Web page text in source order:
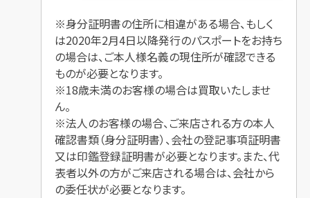
※身分証明書の住所に相違がある場合、もしく
は2020年2月4日以降発行のパスポートをお持ち
の場合は、ご本人様名義の現住所が確認できる
ものが必要となります。
※18歳未満のお客様の場合は買取いたしませ
ん。
※法人のお客様の場合、ご来店される方の本人
確認書類（身分証明書）、会社の登記事項証明書
又は印鑑登録証明書が必要となります。また、代
表者以外の方がご来店される場合は、会社から
の委任状が必要となります。